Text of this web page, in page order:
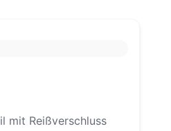
mit Reißverschluss